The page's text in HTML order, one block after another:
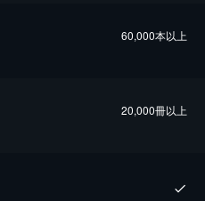
60,000本以上
20,000冊以上